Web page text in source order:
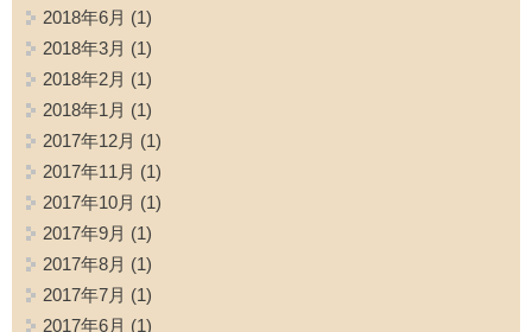
2018年6月 (1)
2018年3月 (1)
2018年2月 (1)
2018年1月 (1)
2017年12月 (1)
2017年11月 (1)
2017年10月 (1)
2017年9月 (1)
2017年8月 (1)
2017年7月 (1)
2017年6月 (1)